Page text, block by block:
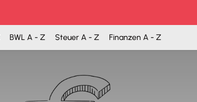
BWL A - Z Steuer A - Z Finanzen A - Z